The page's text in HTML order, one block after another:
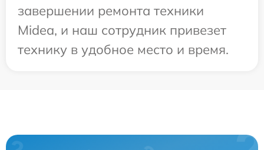
завершении ремонта техники
Midea, и наш сотрудник привезет
технику в удобное место и время.